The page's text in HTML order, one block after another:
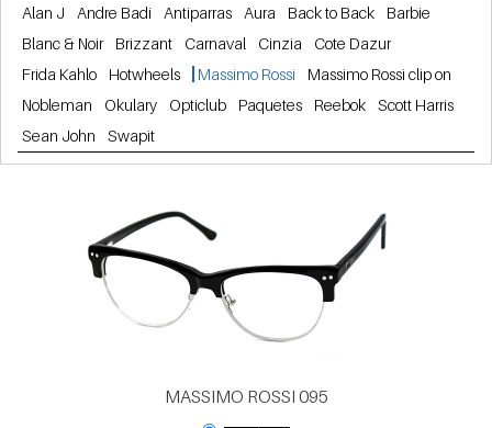
Alan J Andre Badi Antiparras Aura Back to Back
Barbie
Blanc & Noir
Brizzant Carnaval Cinzia
Cote Dazur
Frida Kahlo
Hotwheels Massimo Rossi
Massimo Rossi clip on
Nobleman
Okulary Opticlub Paquetes Reebok
Scott Harris
Sean John
Swapit
MASSIMO ROSSI 095